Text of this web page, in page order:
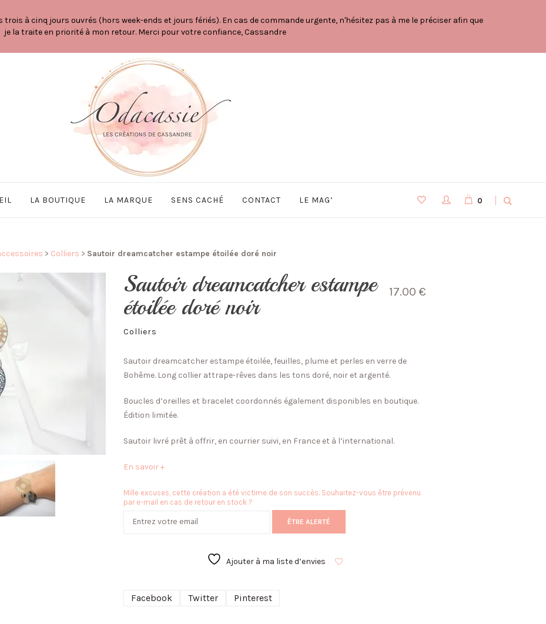
à cinq jours ouvrés (hors week-ends et jours fériés). En cas de commande urgente, n'hésitez pas à me le préciser afin que
je la traite en priorité à mon retour. Merci pour votre confiance, Cassandre
0
LA BOUTIQUE LA MARQUE SENS CACHÉ CONTACT LE MAG’
> Colliers > Sautoir dreamcatcher estampe étoilée doré noir
17.00 €
Sautoir dreamcatcher estampe
étoilée doré noir
Colliers
Sautoir dreamcatcher estampe étoilée, feuilles, plume et perles en verre de
Bohême. Long collier attrape-rêves dans les tons doré, noir et argenté.
Boucles d’oreilles et bracelet coordonnés également disponibles en boutique.
Édition limitée.
Sautoir livré prêt à offrir, en courrier suivi, en France et à l’international.
En savoir +
Mille excuses, cette création a été victime de son succès. Souhaitez-vous être prévenu
par e-mail en cas de retour en stock ?
ÊTRE ALERTÉ
Ajouter à ma liste d’envies
Facebook Twitter Pinterest